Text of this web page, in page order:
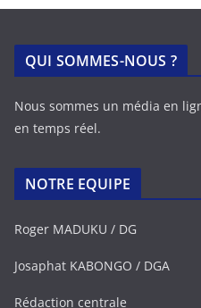
QUI SOMMES-NOUS ?
Nous sommes un média en
en temps réel.
NOTRE EQUIPE
Roger MADUKU / DG
Josaphat KABONGO / DGA
Rédaction centrale